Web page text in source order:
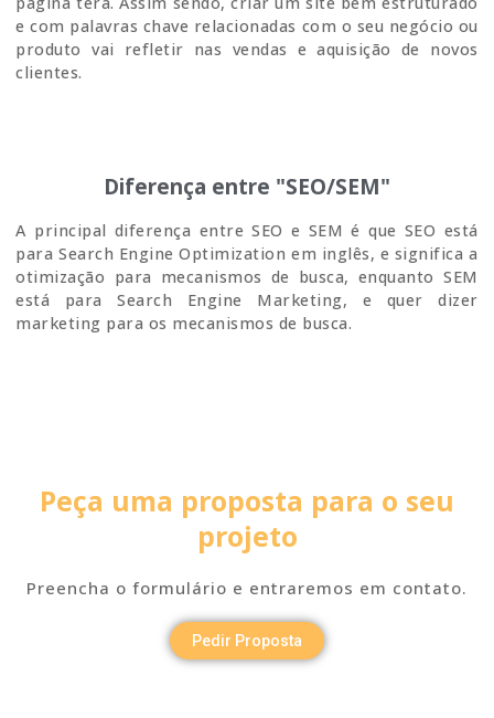
e com palavras chave relacionadas com o seu negócio ou
produto vai refletir nas vendas e aquisição de novos
clientes.
Diferença entre "SEO/SEM"
A principal diferença entre SEO e SEM é que SEO está
para Search Engine Optimization em inglês, e significa a
otimização para mecanismos de busca, enquanto SEM
está para Search Engine Marketing, e quer dizer
marketing para os mecanismos de busca.
Peça uma proposta para o seu
projeto
Preencha o formulário e entraremos em contato.
Pedir Proposta